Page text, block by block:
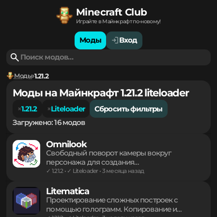
Minecraft Club
Играйте в Майнкрафт по-новому!
Моды Вход
Моды 1.21.2
Моды на Майнкрафт 1.21.2 liteloader
1.21.2 Liteloader
Сбросить фильтры
Загружено: 16 модов
Omnilook
Свободный поворот камеры вокруг
персонажа для создания
окрестностей без смены направления
взгляда основного героя. Легкий инструмент
для комфортного управления обзором в
Litematica
Проектирование сложных построек с